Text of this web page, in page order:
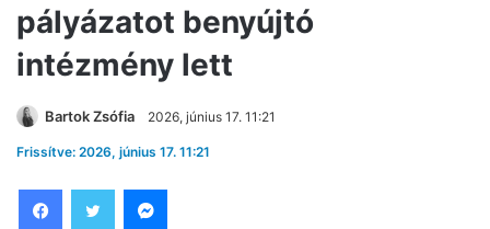
pályázatot benyújtó
intézmény lett
Bartok Zsófia 2026, június 17. 11:21
Frissítve: 2026, június 17. 11:21